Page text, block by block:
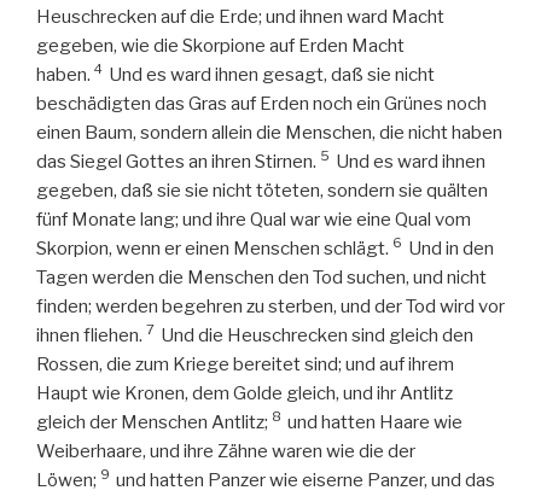
Heuschrecken auf die Erde; und ihnen ward Macht
gegeben, wie die Skorpione auf Erden Macht
haben. 4 Und es ward ihnen gesagt, daß sie nicht
beschädigten das Gras auf Erden noch ein Grünes noch
einen Baum, sondern allein die Menschen, die nicht haben
das Siegel Gottes an ihren Stirnen. 5 Und es ward ihnen
gegeben, daß sie sie nicht töteten, sondern sie quälten
fünf Monate lang; und ihre Qual war wie eine Qual vom
Skorpion, wenn er einen Menschen schlägt. 6 Und in den
Tagen werden die Menschen den Tod suchen, und nicht
finden; werden begehren zu sterben, und der Tod wird vor
ihnen fliehen. 7 Und die Heuschrecken sind gleich den
Rossen, die zum Kriege bereitet sind; und auf ihrem
Haupt wie Kronen, dem Golde gleich, und ihr Antlitz
gleich der Menschen Antlitz; 8 und hatten Haare wie
Weiberhaare, und ihre Zähne waren wie die der
Löwen; 9 und hatten Panzer wie eiserne Panzer, und das